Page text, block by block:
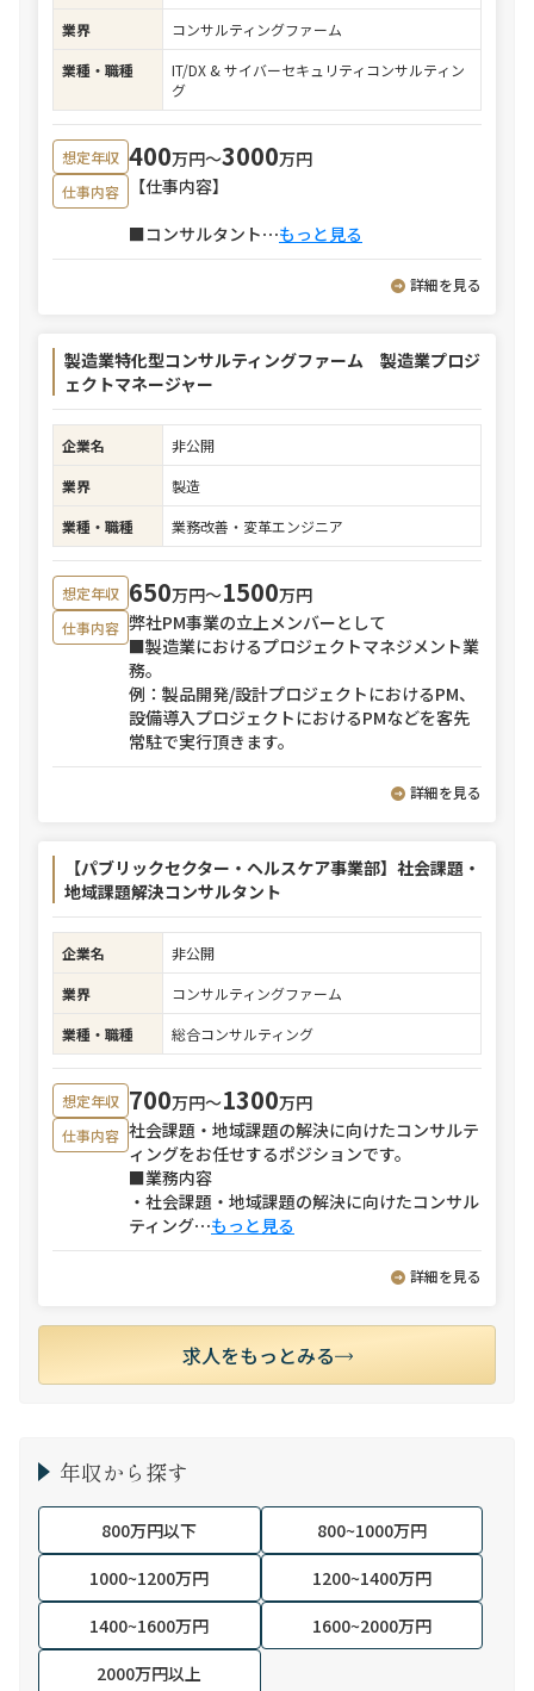
業界
コンサルティングファーム
業種・職種
IT/DX & サイバーセキュリティコンサルティン
グ
想定年収 400万円〜3000万円
仕事内容
【仕事内容】
■コンサルタント⋯もっと見る
詳細を見る
製造業特化型コンサルティングファーム 製造業プロジ
ェクトマネージャー
企業名
非公開
業界
製造
業種・職種
業務改善・変革エンジニア
想定年収 650万円〜1500万円
仕事内容 弊社PM事業の立上メンバーとして
■製造業におけるプロジェクトマネジメント業
務。
例：製品開発/設計プロジェクトにおけるPM、
設備導入プロジェクトにおけるPMなどを客先
常駐で実行頂きます。
詳細を見る
【パブリックセクター・ヘルスケア事業部】社会課題・
地域課題解決コンサルタント
企業名
非公開
業界
コンサルティングファーム
業種・職種
総合コンサルティング
想定年収 700万円〜1300万円
仕事内容 社会課題・地域課題の解決に向けたコンサルテ
ィングをお任せするポジションです。
■業務内容
・社会課題・地域課題の解決に向けたコンサル
ティング⋯もっと見る
詳細を見る
求人をもっとみる
年収から探す
800万円以下
800~1000万円
1000~1200万円
1200~1400万円
1400~1600万円
1600~2000万円
2000万円以上